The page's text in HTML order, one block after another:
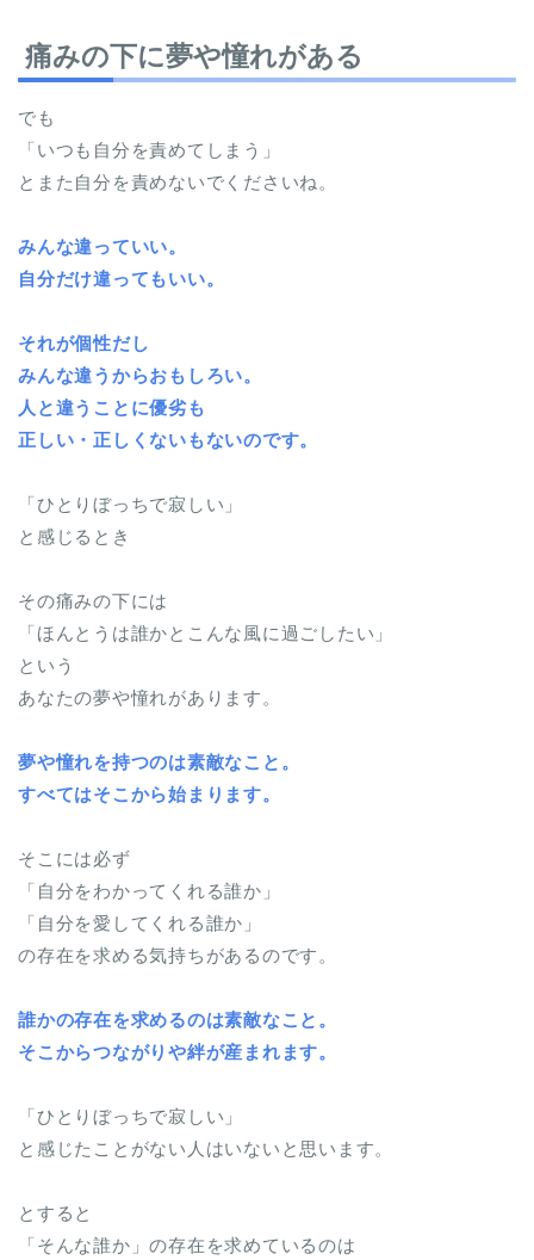
痛みの下に夢や憧れがある
でも
「いつも自分を責めてしまう」
とまた自分を責めないでくださいね。
みんな違っていい。
自分だけ違ってもいい。
それが個性だし
みんな違うからおもしろい。
人と違うことに優劣も
正しい・正しくないもないのです。
「ひとりぼっちで寂しい」
と感じるとき
その痛みの下には
「ほんとうは誰かとこんな風に過ごしたい」
という
あなたの夢や憧れがあります。
夢や憧れを持つのは素敵なこと。
すべてはそこから始まります。
そこには必ず
「自分をわかってくれる誰か」
「自分を愛してくれる誰か」
の存在を求める気持ちがあるのです。
誰かの存在を求めるのは素敵なこと。
そこからつながりや絆が産まれます。
「ひとりぼっちで寂しい」
と感じたことがない人はいないと思います。
とすると
「そんな誰か」の存在を求めているのは